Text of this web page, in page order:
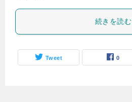
続きを読む
Tweet 0